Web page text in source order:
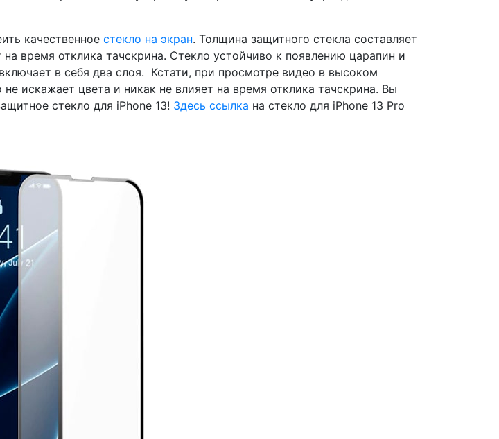
качественное стекло на экран. Толщина защитного стекла составляет
время отклика тачскрина. Стекло устойчиво к появлению царапин и
в себя два слоя. Кстати, при просмотре видео в высоком
искажает цвета и никак не влияет на время отклика тачскрина. Вы
стекло для iPhone 13! Здесь ссылка на стекло для iPhone 13 Pro